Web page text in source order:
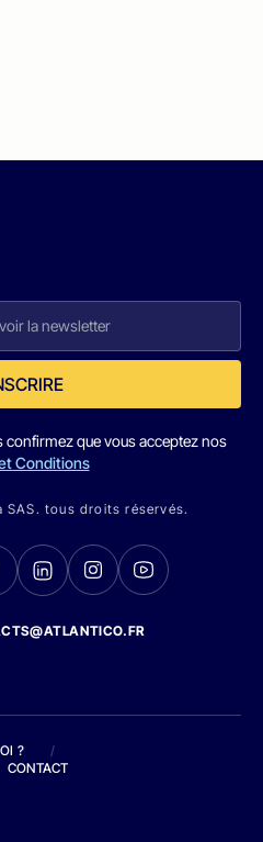
que vous acceptez nos
Conditions
tous droits réservés.
?
/
CONTACT